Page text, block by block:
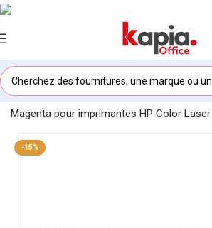
Accueil/KAPIA OFFICE MAROC/Toner
Magenta pour imprimantes HP Color
-15%